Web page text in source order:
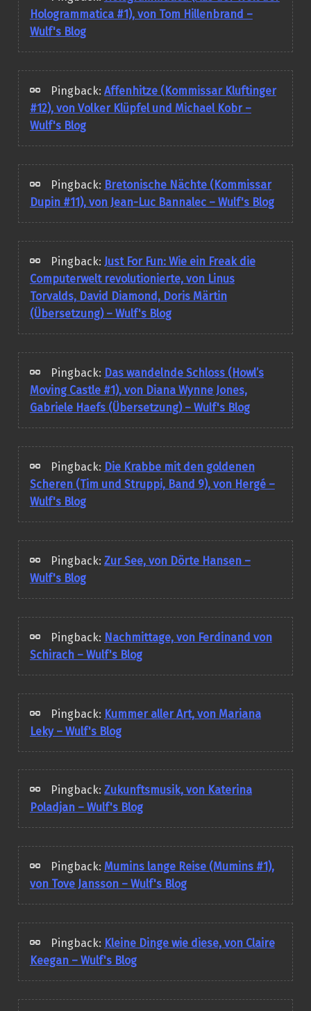
Hologrammatica #1), von Tom Hillenbrand –
Wulf's Blog
Pingback: Affenhitze (Kommissar Kluftinger
#12), von Volker Klüpfel und Michael Kobr –
Wulf's Blog
Pingback: Bretonische Nächte (Kommissar
Dupin #11), von Jean-Luc Bannalec – Wulf's Blog
Pingback: Just For Fun: Wie ein Freak die
Computerwelt revolutionierte, von Linus
Torvalds, David Diamond, Doris Märtin
(Übersetzung) – Wulf's Blog
Pingback: Das wandelnde Schloss (Howl’s
Moving Castle #1), von Diana Wynne Jones,
Gabriele Haefs (Übersetzung) – Wulf's Blog
Pingback: Die Krabbe mit den goldenen
Scheren (Tim und Struppi, Band 9), von Hergé –
Wulf's Blog
Pingback: Zur See, von Dörte Hansen –
Wulf's Blog
Pingback: Nachmittage, von Ferdinand von
Schirach – Wulf's Blog
Pingback: Kummer aller Art, von Mariana
Leky – Wulf's Blog
Pingback: Zukunftsmusik, von Katerina
Poladjan – Wulf's Blog
Pingback: Mumins lange Reise (Mumins #1),
von Tove Jansson – Wulf's Blog
Pingback: Kleine Dinge wie diese, von Claire
Keegan – Wulf's Blog